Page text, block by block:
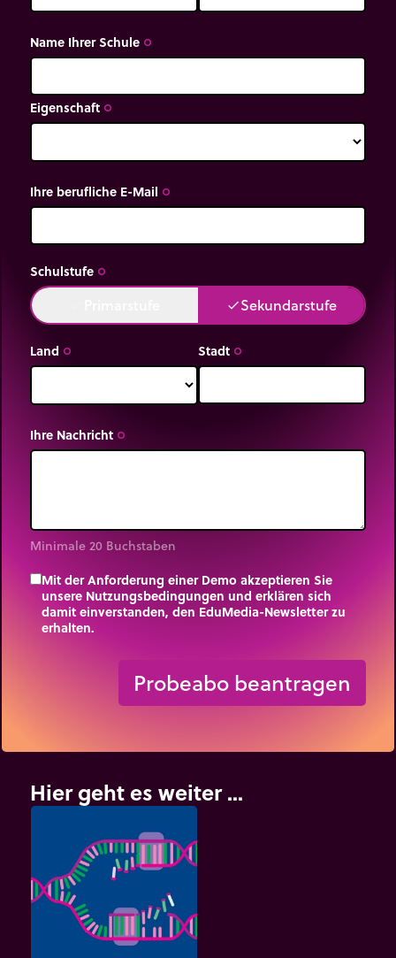
Name Ihrer Schule trip_origin
Eigenschaft trip_origin
Ihre berufliche E-Mail trip_origin
Schulstufe trip_origin
doneSekundarstufe
Land trip_origin Stadt trip_origin
Ihre Nachricht trip_origin
Minimale 20 Buchstaben
Mit der Anforderung einer Demo akzeptieren Sie
unsere Nutzungsbedingungen und erklären sich
damit einverstanden, den EduMedia-Newsletter zu
erhalten.
Probeabo beantragen
Hier geht es weiter ...